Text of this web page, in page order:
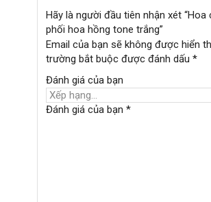
Hãy là người đầu tiên nhận xét “Hoa
phối hoa hồng tone trắng”
Email của bạn sẽ không được hiển
trường bắt buộc được đánh dấu *
Đánh giá của bạn
Đánh giá của bạn *